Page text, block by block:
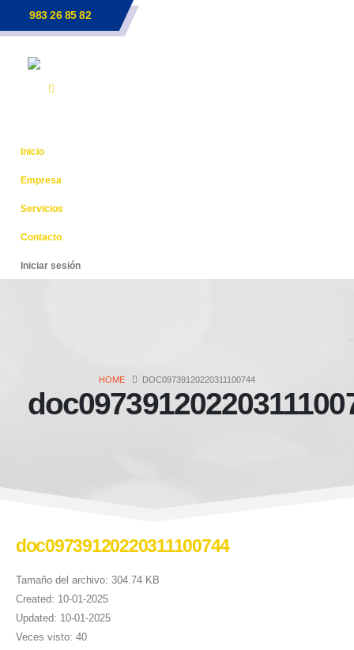
983 26 85 82
Inicio
Empresa
Servicios
Contacto
Iniciar sesión
HOME DOC09739120220311100744
doc09739120220311100744
Tamaño del archivo: 304.74 KB
Created: 10-01-2025
Updated: 10-01-2025
Veces visto: 40